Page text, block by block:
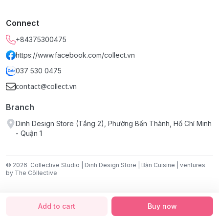
Add to cart Buy now
phân hủy sinh học.
Kích thước:9,8 cm × 7,4 cm × 1 cm.
Connect
+84375300475
https://www.facebook.com/collect.vn
037 530 0475
contact@collect.vn
Branch
Dinh Design Store (Tầng 2), Phường Bến Thành, Hồ Chí Minh
- Quận 1
© 2026 Cōllective Studio | Dinh Design Store | Bản Cuisine | ventures
by The Cōllective